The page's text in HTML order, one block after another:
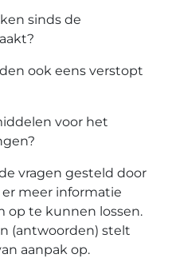
sinds de
ook eens verstopt
voor het
vragen gesteld door
meer informatie
op te kunnen lossen.
(antwoorden) stelt
aanpak op.